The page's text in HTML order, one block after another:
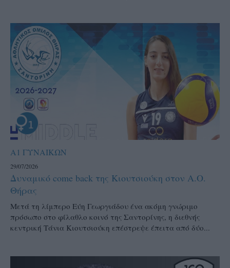
Α1 ΓΥΝΑΙΚΩΝ
29/07/2026
Δυναμικό come back της Κιουτσιούκη στον Α.Ο.
Θήρας
Μετά τη λίμπερο Εύη Γεωργιάδου ένα ακόμη γνώριμο
πρόσωπο στο φίλαθλο κοινό της Σαντορίνης, η διεθνής
κεντρική Τάνια Κιουτσιούκη επέστρεψε έπειτα από δύο...